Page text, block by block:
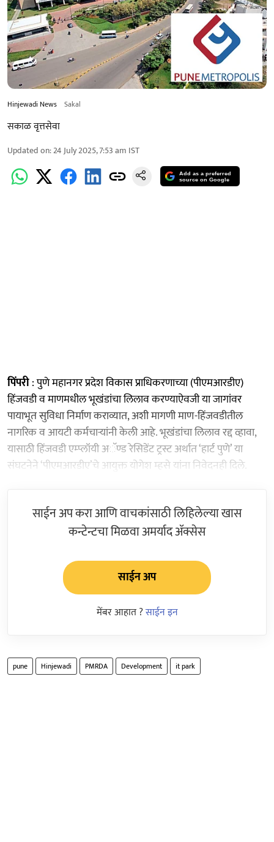
Hinjewadi News Sakal
सकाळ वृत्तसेवा
Updated on:24 July 2025, 7:53 am IST
Add as a preferred
source on Google
पिंपरी: पुणे महानगर प्रदेश विकास प्राधिकरणाच्या (पीएमआरडीए)
हिंजवडी व माणमधील भूखंडांचा लिलाव करण्याऐवजी या जागांवर
पायाभूत सुविधा निर्माण कराव्यात, अशी मागणी माण-हिंजवडीतील
नागरिक व आयटी कर्मचाऱ्यांनी केली आहे. भूखंडांचा लिलाव रद्द व्हावा,
यासाठी हिंजवडी एम्प्लॉयी अॅण्ड रेसिडेंट ट्रस्ट अर्थात ‘हार्ट पुणे’ या
संघटनेने ‘पीएमआरडीए’चे आयुक्त योगेश म्हसे यांना निवेदनही दिले.
साईन अप करा आणि वाचकांसाठी लिहिलेल्या खास
कन्टेन्टचा मिळवा अमर्याद ॲक्सेस
साईन अप
मेंबर आहात ?साईन इन
pune Hinjewadi PMRDA Development it park